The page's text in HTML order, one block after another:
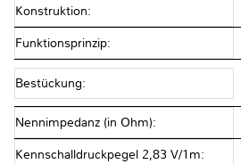
Konstruktion:
Funktionsprinzip:
Bestückung:
Nennimpedanz (in Ohm):
Kennschalldruckpegel 2,83 V/1m: